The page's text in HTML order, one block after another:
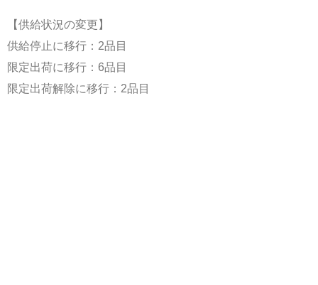
【供給状況の変更】
供給停止に移行：2品目
限定出荷に移行：6品目
限定出荷解除に移行：2品目